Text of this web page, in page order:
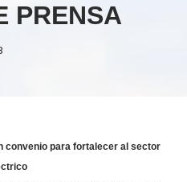
PRENSA
convenio para fortalecer al sector